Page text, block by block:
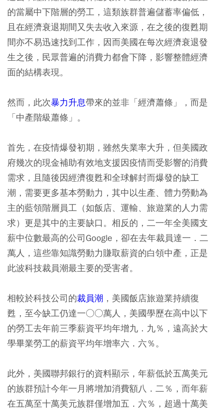
的當屬中下階層的勞工，這類族群普遍儲蓄率偏低，
且在經濟衰退期間又失去收入來源，在之後的復甦期
間亦不易迅速找到工作，因而美國在每次經濟衰退發
生之後，民眾普遍的消費力都會下降，影響整體經濟
面的結構表現。
然而，此次暴力升息帶來的並非「經濟蕭條」，而是
「中產階級蕭條」。
首先，在疫情爆發初期，雖然失業率大升，但美國政
府幾次的現金補助有效地支援因疫情而受影響的消費
需求，且隨後因經濟復甦和全球解封而爆發的缺工
潮，需要更多基本勞動力，其中以生產、體力勞動為
主的藍領階層員工（如飯店、運輸、旅遊業的人力需
求）更是其中的主要缺口。相反的，二一年全美國支
薪中位數最高的公司Google，卻在去年裁員達一．二
萬人，這些靠知識勞動力賺取薪資的白領中產，正是
此波科技裁員潮最主要的受害者。
相較於科技公司的裁員潮 ，美國飯店旅遊業持續復
甦，至今缺工仍達一○○萬人，美國學歷在高中以下
的勞工去年前三季薪資平均年增九．九％，遠高於大
學畢業勞工的薪資平均年增率六．六％。
此外，美國聯邦銀行的資料顯示，年薪低於五萬美元
的族群預計今年一月將增加消費額八．二％，而年薪
在五萬至十萬美元族群僅增加五．六％，超過十萬美